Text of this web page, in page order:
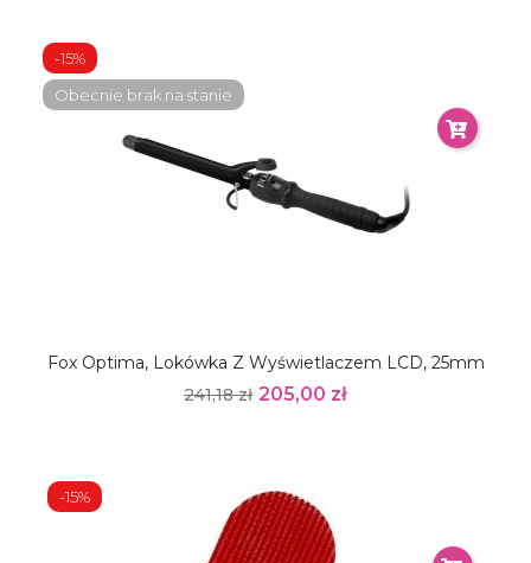
Fox Optima, Lokówka Z Wyświetlaczem LCD, 25mm
241,18 zł 205,00 zł
-15%
Obecnie brak na stanie
-15%